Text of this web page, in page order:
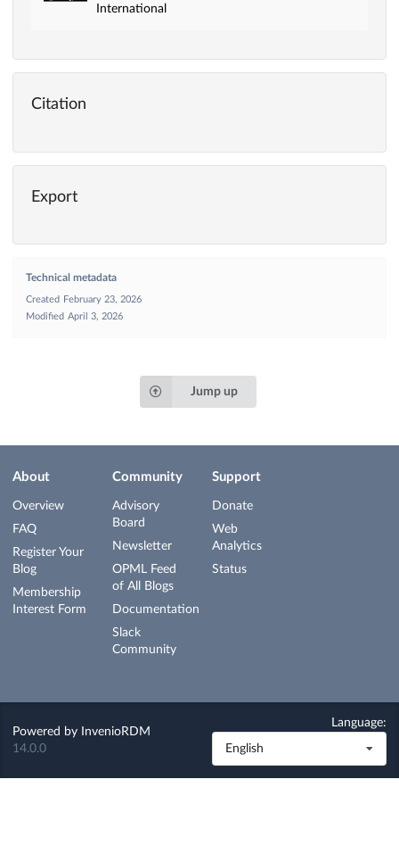
International
Citation
Export
Technical metadata
Created
February 23, 2026
Modified April 3, 2026
Jump up
About
Overview
FAQ
Register Your
Blog
Membership
Interest Form
Community
Advisory
Board
Newsletter
OPML Feed
of All Blogs
Documentation
Slack
Community
Support
Donate
Web
Analytics
Status
Powered by
InvenioRDM
14.0.0
Language:
English